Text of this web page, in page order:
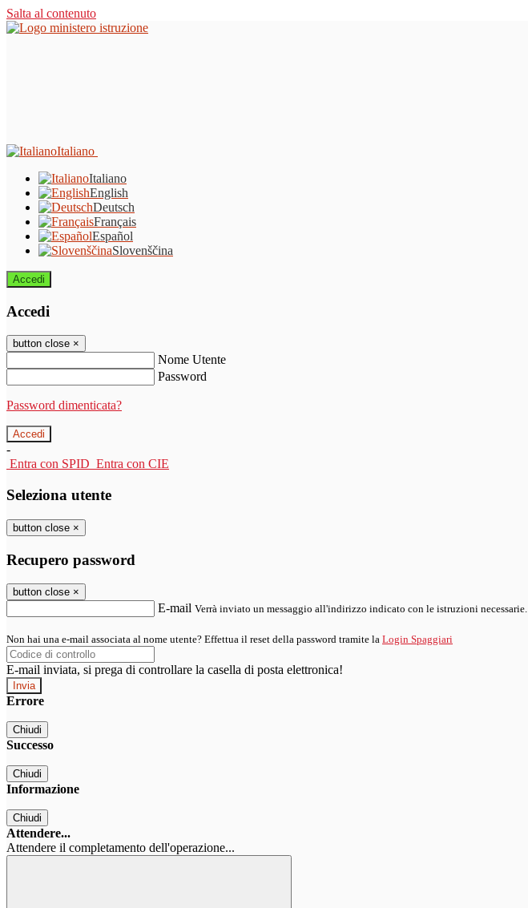
Salta al contenuto
Italiano
Italiano
English
Deutsch
Français
Español
Slovenščina
Accedi
Accedi
button close ×
Nome Utente
Password
Password dimenticata?
-
Entra con SPID Entra con CIE
Seleziona utente
button close ×
Recupero password
button close ×
E-mail Verrà inviato un messaggio all'indirizzo indicato con le istruzioni necessarie.
Non hai una e-mail associata al nome utente? Effettua il reset della password tramite la Login Spaggiari
E-mail inviata, si prega di controllare la casella di posta elettronica!
Errore
Chiudi
Successo
Chiudi
Informazione
Chiudi
Attendere...
Attendere il completamento dell'operazione...